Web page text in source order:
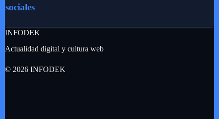
sociales
INFODEK
Actualidad digital y cultura web
© 2026 INFODEK